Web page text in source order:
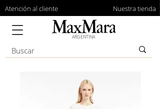
Atención al cliente Nuestra tienda
ARGENTINA